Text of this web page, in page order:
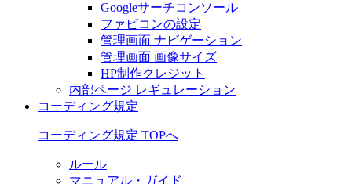
Googleサーチコンソール
ファビコンの設定
管理画面 ナビゲーション
管理画面 画像サイズ
HP制作クレジット
内部ページ レギュレーション
コーディング規定
コーディング規定 TOPへ
ルール
マニュアル・ガイド